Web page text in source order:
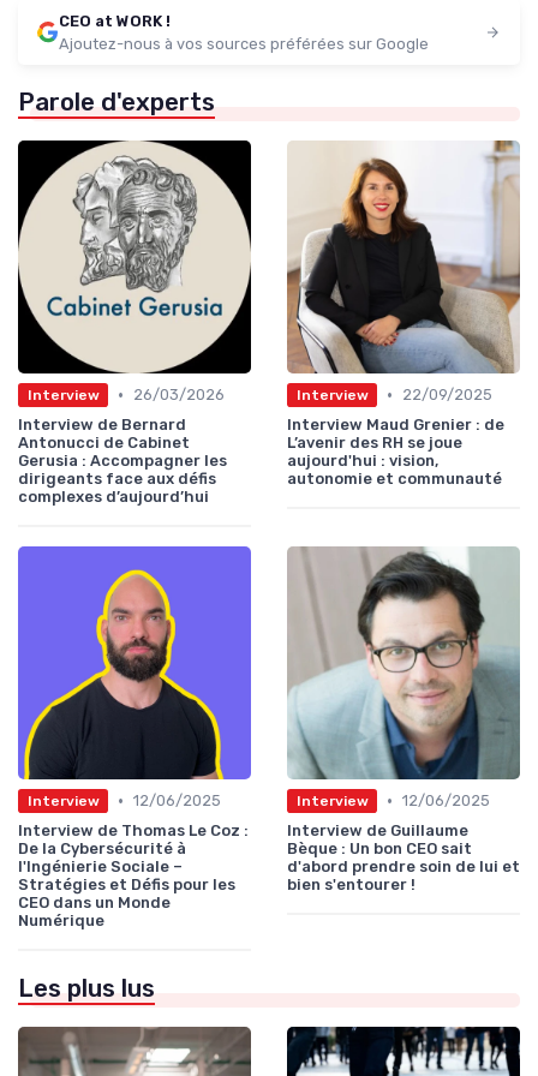
CEO at WORK !
Ajoutez-nous à vos sources préférées sur Google
Parole d'experts
Interview •
26/03/2026
Interview de Bernard
Antonucci de Cabinet
Gerusia : Accompagner les
dirigeants face aux défis
complexes d’aujourd’hui
Interview •
22/09/2025
Interview Maud Grenier : de
L’avenir des RH se joue
aujourd'hui : vision,
autonomie et communauté
Interview • 12/06/2025
Interview de Thomas Le Coz :
De la Cybersécurité à
l'Ingénierie Sociale –
Stratégies et Défis pour les
CEO dans un Monde
Numérique
Interview • 12/06/2025
Interview de Guillaume
Bèque : Un bon CEO sait
d'abord prendre soin de lui et
bien s'entourer !
Les plus lus